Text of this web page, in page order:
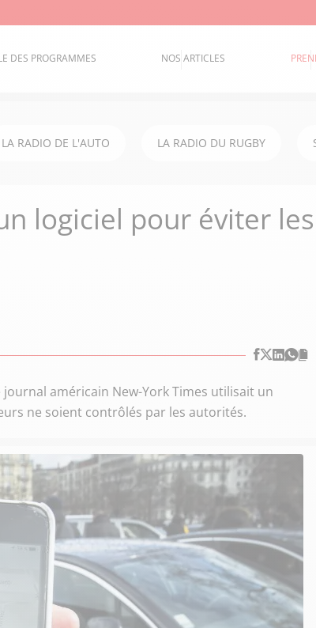
DES PROGRAMMES NOS ARTICLES
LA RADIO DE L'AUTO LA RADIO DU RUGBY
logiciel pour éviter les
américain New-York Times utilisait un
ne soient contrôlés par les autorités.